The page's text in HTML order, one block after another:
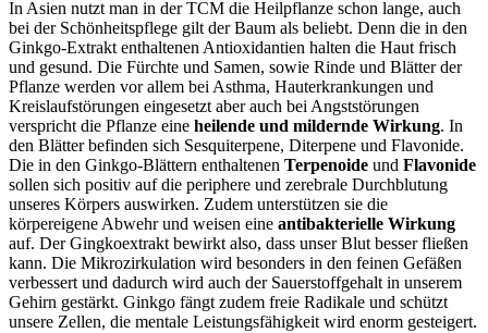
In Asien nutzt man in der TCM die Heilpflanze schon lange, auch
bei der Schönheitspflege gilt der Baum als beliebt. Denn die in den
Ginkgo-Extrakt enthaltenen Antioxidantien halten die Haut frisch
und gesund. Die Fürchte und Samen, sowie Rinde und Blätter der
Pflanze werden vor allem bei Asthma, Hauterkrankungen und
Kreislaufstörungen eingesetzt aber auch bei Angststörungen
verspricht die Pflanze eine heilende und mildernde Wirkung. In
den Blätter befinden sich Sesquiterpene, Diterpene und Flavonide.
Die in den Ginkgo-Blättern enthaltenen Terpenoide und Flavonide
sollen sich positiv auf die periphere und zerebrale Durchblutung
unseres Körpers auswirken. Zudem unterstützen sie die
körpereigene Abwehr und weisen eine antibakterielle Wirkung
auf. Der Gingkoextrakt bewirkt also, dass unser Blut besser fließen
kann. Die Mikrozirkulation wird besonders in den feinen Gefäßen
verbessert und dadurch wird auch der Sauerstoffgehalt in unserem
Gehirn gestärkt. Ginkgo fängt zudem freie Radikale und schützt
unsere Zellen, die mentale Leistungsfähigkeit wird enorm gesteigert.